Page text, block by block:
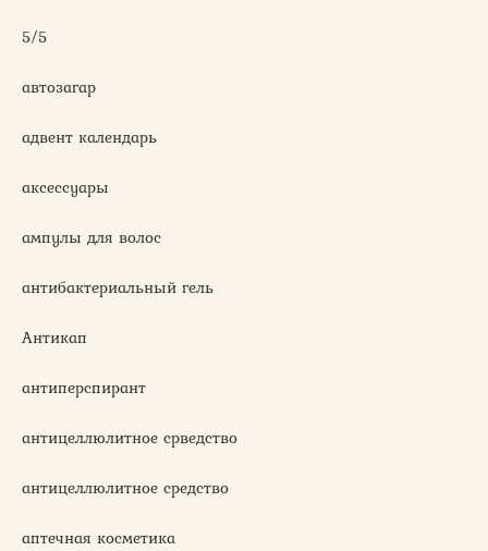
5/5
автозагар
адвент календарь
аксессуары
ампулы для волос
антибактериальный гель
Антикап
антиперспирант
антицеллюлитное срведство
антицеллюлитное средство
аптечная косметика